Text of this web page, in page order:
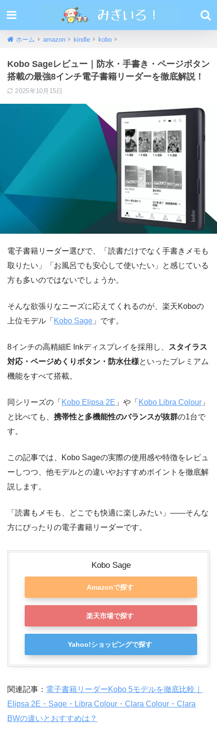
ホーム amazon kindle kobo
Kobo Sageレビュー｜防水・手書き・ページボタン
搭載の最強8インチ電子書籍リーダーを徹底解説！
2025年10月15日
電子書籍リーダー選びで、「読書だけでなく手書きメモも
取りたい」「お風呂でも安心して使いたい」と感じている
方も多いのではないでしょうか。
そんな欲張りなニーズに応えてくれるのが、楽天Koboの
上位モデル「 Kobo Sage 」です。
8インチの高精細E Inkディスプレイを採用し、
スタイラス
対応・ページめくりボタン・防水仕様といったプレミアム
機能をすべて搭載。
同シリーズの「 Kobo Elipsa 2E 」や「 Kobo Libra Colour 」
と比べても、 携帯性と多機能性のバランスが抜群の1台で
す。
この記事では、Kobo Sageの実際の使用感や特徴をレビュ
ーしつつ、他モデルとの違いやおすすめポイントを徹底解
説します。
「読書もメモも、どこでも快適に楽しみたい」――そんな
方にぴったりの電子書籍リーダーです。
Kobo Sage
Amazonで探す
楽天市場で探す
Yahoo!ショッピングで探す
関連記事： 電子書籍リーダーKobo 5モデルを徹底比較｜
Elipsa 2E・Sage・Libra Colour・Clara Colour・Clara
BWの違いとおすすめは？